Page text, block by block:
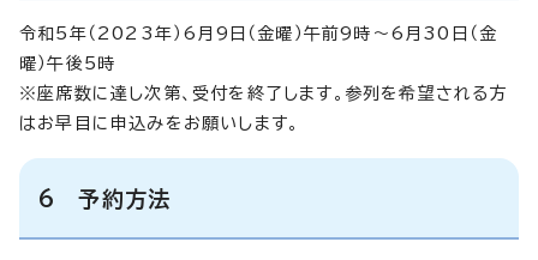
令和5年（2023年）6月9日（金曜）午前9時～6月30日（金
曜）午後5時
※座席数に達し次第、受付を終了します。参列を希望される方
はお早目に申込みをお願いします。
6 予約方法